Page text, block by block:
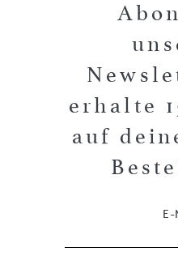
erhalte
auf
E-